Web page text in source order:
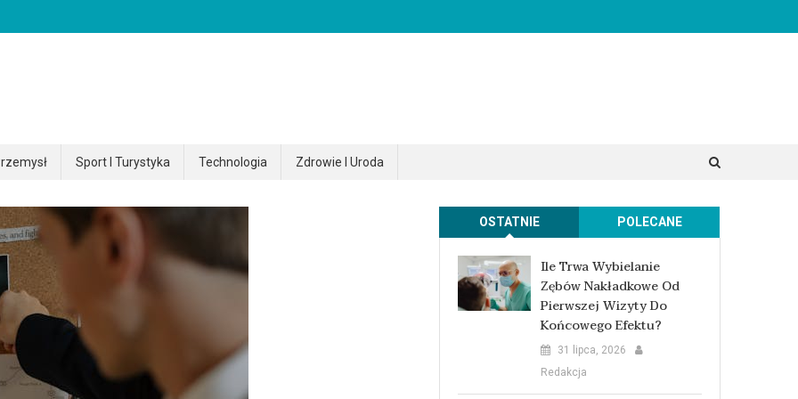
Sport I Turystyka Technologia Zdrowie I Uroda
OSTATNIE POLECANE
Ile Trwa Wybielanie
Zębów Nakładkowe Od
Pierwszej Wizyty Do
Końcowego Efektu?
31 lipca, 2026
Redakcja